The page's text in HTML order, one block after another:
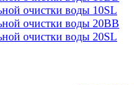
очистки воды 10SL
очистки воды 20BB
очистки воды 20SL